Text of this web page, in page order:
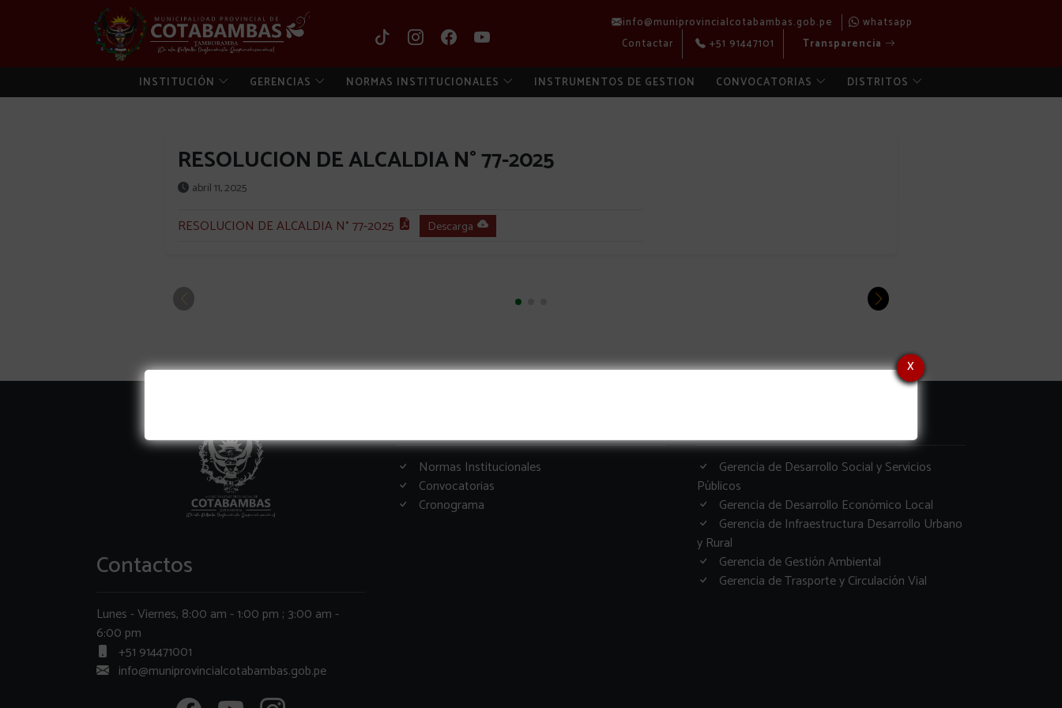
info@muniprovincialcotabambas.gob.pe
whatsapp
Contactar
+51 91447101 Transparencia
INSTITUCIÓN GERENCIAS NORMAS INSTITUCIONALES INSTRUMENTOS DE GESTION CONVOCATORIAS DISTRITOS
RESOLUCION DE ALCALDIA N° 77-2025
abril 11, 2025
RESOLUCION DE ALCALDIA N° 77-2025 Descarga
x
Contactos
Lunes - Viernes, 8:00 am - 1:00 pm ; 3:00 am -
6:00 pm
+51 914471001
info@muniprovincialcotabambas.gob.pe
Normas Institucionales
Convocatorias
Cronograma
Gerencia de Desarrollo Social y Servicios
Públicos
Gerencia de Desarrollo Económico Local
Gerencia de Infraestructura Desarrollo Urbano
y Rural
Gerencia de Gestión Ambiental
Gerencia de Trasporte y Circulación Vial